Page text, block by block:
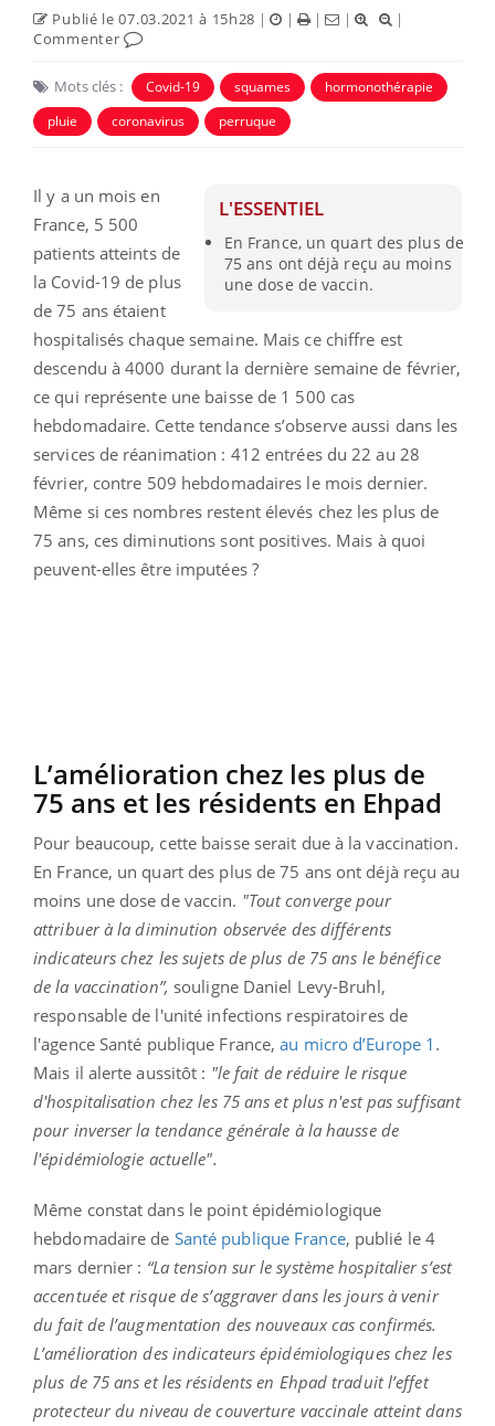
Publié le 07.03.2021 à 15h28 | | | |
|
Commenter
Mots clés : Covid-19 squames
hormonothérapie
pluie
coronavirus perruque
L'ESSENTIEL
En France, un quart des plus de
75 ans ont déjà reçu au moins
une dose de vaccin.
Il y a un mois en
France, 5 500
patients atteints de
la Covid-19 de plus
de 75 ans étaient
hospitalisés chaque semaine. Mais ce chiffre est
descendu à 4000 durant la dernière semaine de février,
ce qui représente une baisse de 1 500 cas
hebdomadaire. Cette tendance s’observe aussi dans les
services de réanimation : 412 entrées du 22 au 28
février, contre 509 hebdomadaires le mois dernier.
Même si ces nombres restent élevés chez les plus de
75 ans, ces diminutions sont positives. Mais à quoi
peuvent-elles être imputées ?
L’amélioration chez les plus de
75 ans et les résidents en Ehpad
Pour beaucoup, cette baisse serait due à la vaccination.
En France, un quart des plus de 75 ans ont déjà reçu au
moins une dose de vaccin. "Tout converge pour
attribuer à la diminution observée des différents
indicateurs chez les sujets de plus de 75 ans le bénéfice
de la vaccination”, souligne Daniel Levy-Bruhl,
responsable de l'unité infections respiratoires de
l'agence Santé publique France,au micro d’Europe 1 .
Mais il alerte aussitôt : "le fait de réduire le risque
d'hospitalisation chez les 75 ans et plus n'est pas suffisant
pour inverser la tendance générale à la hausse de
l'épidémiologie actuelle".
Même constat dans le point épidémiologique
hebdomadaire de Santé publique France, publié le 4
mars dernier : “La tension sur le système hospitalier s’est
accentuée et risque de s’aggraver dans les jours à venir
du fait de l’augmentation des nouveaux cas confirmés.
L’amélioration des indicateurs épidémiologiques chez les
plus de 75 ans et les résidents en Ehpad traduit l’effet
protecteur du niveau de couverture vaccinale atteint dans